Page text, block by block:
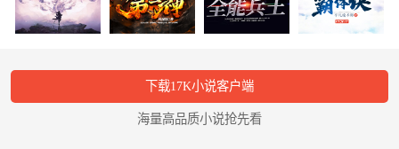
下载17K小说客户端
海量高品质小说抢先看